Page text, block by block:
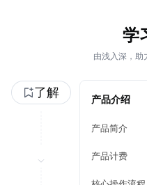
学
由浅入深，助
了解 产品介绍
产品简介
产品计费